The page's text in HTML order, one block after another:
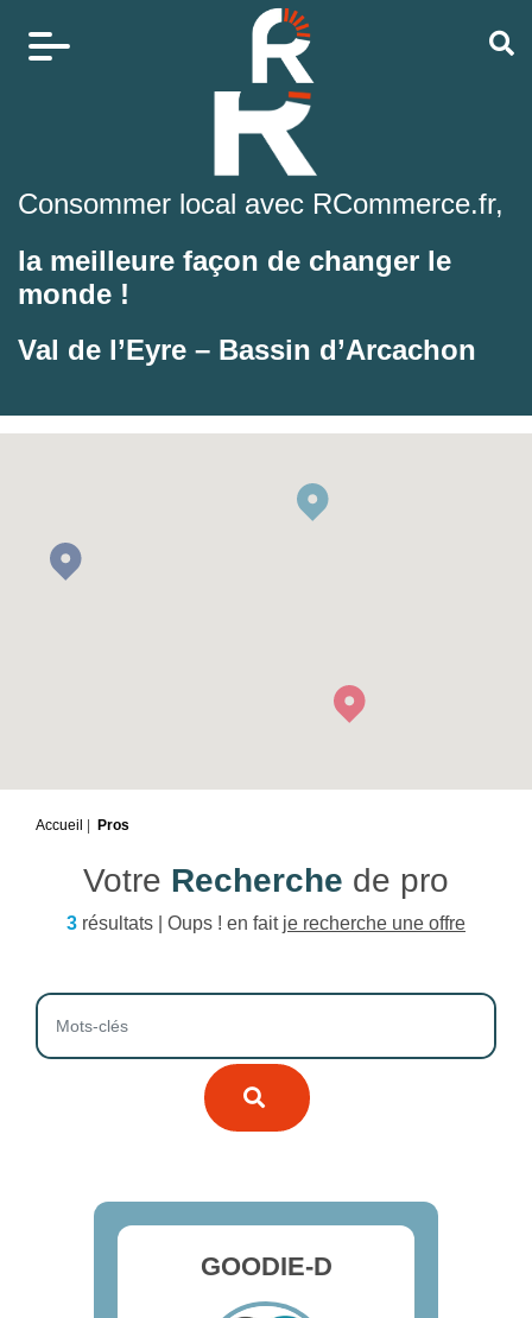
Consommer local avec RCommerce.fr,
la meilleure façon de changer le
monde !
Val de l’Eyre – Bassin d’Arcachon
Accueil Pros
Votre Recherche de pro
3 résultats | Oups ! en fait je recherche une offre
GOODIE-D